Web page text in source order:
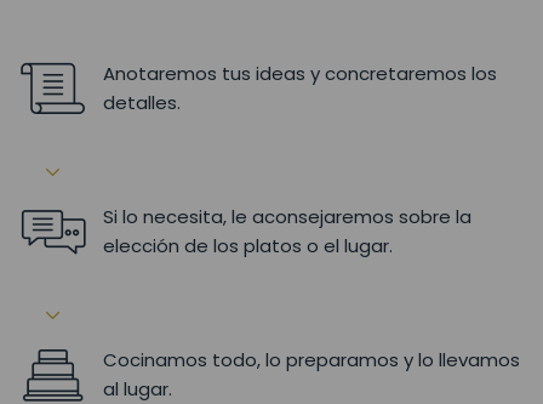
Anotaremos tus ideas y concretaremos los
detalles.
Si lo necesita, le aconsejaremos sobre la
elección de los platos o el lugar.
Cocinamos todo, lo preparamos y lo llevamos
al lugar.